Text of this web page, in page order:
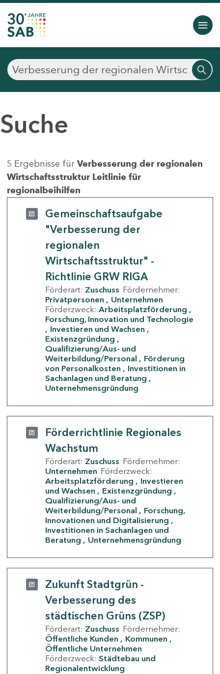
Suche
5 Ergebnisse für Verbesserung der regionalen
Wirtschaftsstruktur Leitlinie für
regionalbeihilfen
Gemeinschaftsaufgabe
"Verbesserung der
regionalen
Wirtschaftsstruktur" -
Richtlinie GRW RIGA
Förderart: Zuschuss Fördernehmer:
Privatpersonen
Unternehmen
Förderzweck: Arbeitsplatzförderung
Forschung, Innovation und Technologie
Investieren und Wachsen
Existenzgründung
Qualifizierung/Aus- und
Weiterbildung/Personal
Förderung
von Personalkosten
Investitionen in
Sachanlagen und Beratung
Unternehmensgründung
Förderrichtlinie Regionales
Wachstum
Förderart: Zuschuss Fördernehmer:
Unternehmen Förderzweck:
Arbeitsplatzförderung
Investieren
und Wachsen
Existenzgründung
Qualifizierung/Aus- und
Weiterbildung/Personal
Forschung,
Innovationen und Digitalisierung
Investitionen in Sachanlagen und
Beratung
Unternehmensgründung
Zukunft Stadtgrün -
Verbesserung des
städtischen Grüns (ZSP)
Förderart: Zuschuss Fördernehmer:
Öffentliche Kunden
Kommunen
Öffentliche Unternehmen
Förderzweck: Städtebau und
Regionalentwicklung